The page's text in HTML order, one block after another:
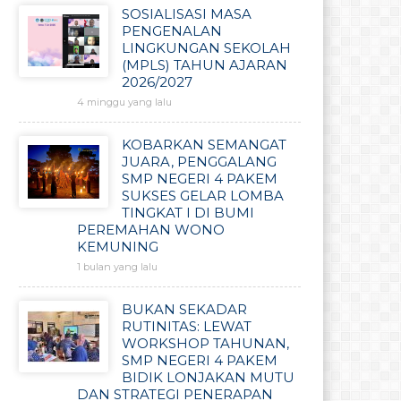
SOSIALISASI MASA
PENGENALAN
LINGKUNGAN SEKOLAH
(MPLS) TAHUN AJARAN
2026/2027
4 minggu yang lalu
KOBARKAN SEMANGAT
JUARA, PENGGALANG
SMP NEGERI 4 PAKEM
SUKSES GELAR LOMBA
TINGKAT I DI BUMI
PEREMAHAN WONO
KEMUNING
1 bulan yang lalu
BUKAN SEKADAR
RUTINITAS: LEWAT
WORKSHOP TAHUNAN,
SMP NEGERI 4 PAKEM
BIDIK LONJAKAN MUTU
DAN STRATEGI PENERAPAN